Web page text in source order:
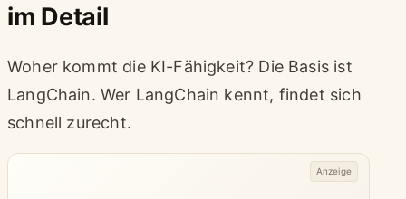
im Detail
Woher kommt die KI-Fähigkeit? Die Basis ist
LangChain. Wer LangChain kennt, findet sich
schnell zurecht.
Anzeige